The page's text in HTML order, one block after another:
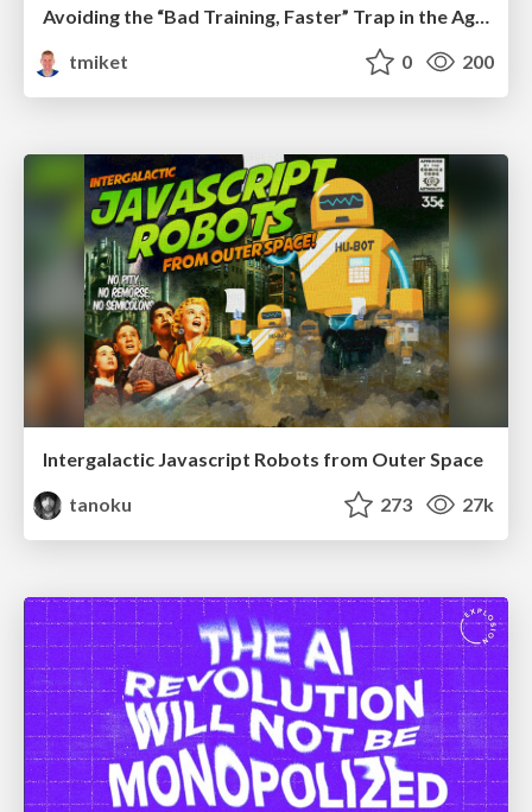
Avoiding the “Bad Training, Faster” Trap in the Age of AI
tmiket
0 200
Intergalactic Javascript Robots from Outer Space
tanoku
273 27k